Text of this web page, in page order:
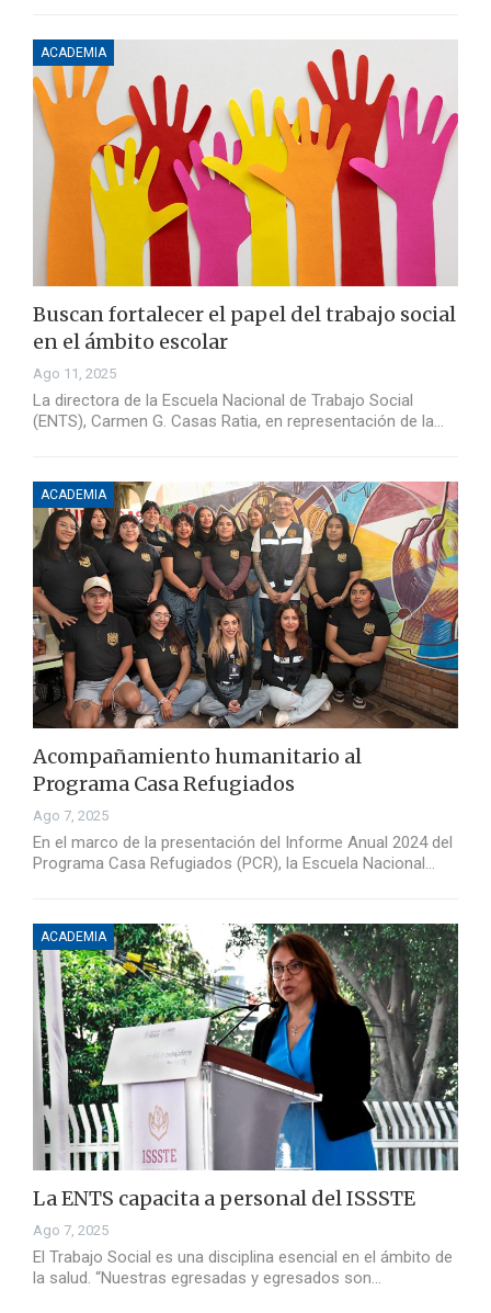
ACADEMIA
Buscan fortalecer el papel del trabajo social
en el ámbito escolar
Ago 11, 2025
La directora de la Escuela Nacional de Trabajo Social
(ENTS), Carmen G. Casas Ratia, en representación de la…
ACADEMIA
Acompañamiento humanitario al
Programa Casa Refugiados
Ago 7, 2025
En el marco de la presentación del Informe Anual 2024 del
Programa Casa Refugiados (PCR), la Escuela Nacional…
ACADEMIA
La ENTS capacita a personal del ISSSTE
Ago 7, 2025
El Trabajo Social es una disciplina esencial en el ámbito de
la salud. “Nuestras egresadas y egresados son…